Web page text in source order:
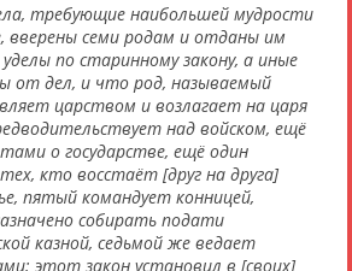
требующие наибольшей мудрости
вверены семи родам и отданы им
по старинному закону, а иные
от дел, и что род, называемый
царством и возлагает на царя
над войском, ещё
о государстве, ещё один
кто восстаёт [друг на друга]
пятый командует конницей,
собирать подати
казной, седьмой же ведает
этот закон установил в [своих]